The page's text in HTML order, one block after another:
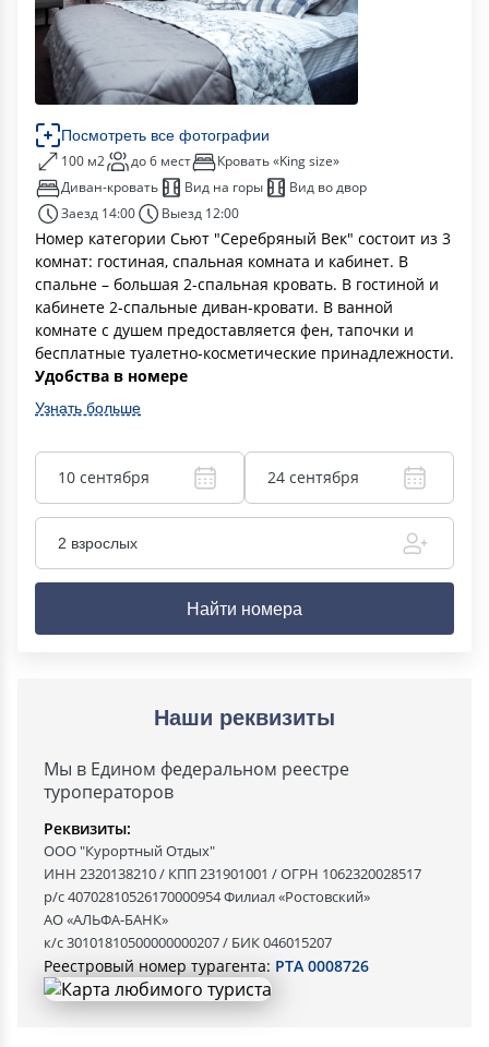
Посмотреть все фотографии
100 м2 до 6 мест
Кровать «King size»
Диван-кровать
Вид на горы
Вид во двор
Заезд 14:00
Выезд 12:00
Номер категории Сьют "Серебряный Век" состоит из 3
комнат: гостиная, спальная комната и кабинет. В
спальне – большая 2-спальная кровать. В гостиной и
кабинете 2-спальные диван-кровати. В ванной
комнате с душем предоставляется фен, тапочки и
бесплатные туалетно-косметические принадлежности.
Удобства в номере
Узнать больше
10 сентября 24 сентября
2 взрослых
Найти номера
Наши реквизиты
Мы в Едином федеральном реестре
туроператоров
Реквизиты:
ООО "Курортный Отдых"
ИНН 2320138210 / КПП 231901001 / ОГРН 1062320028517
р/с 40702810526170000954 Филиал «Ростовский»
АО «АЛЬФА-БАНК»
к/с 30101810500000000207 / БИК 046015207
Реестровый номер турагента: РТА 0008726